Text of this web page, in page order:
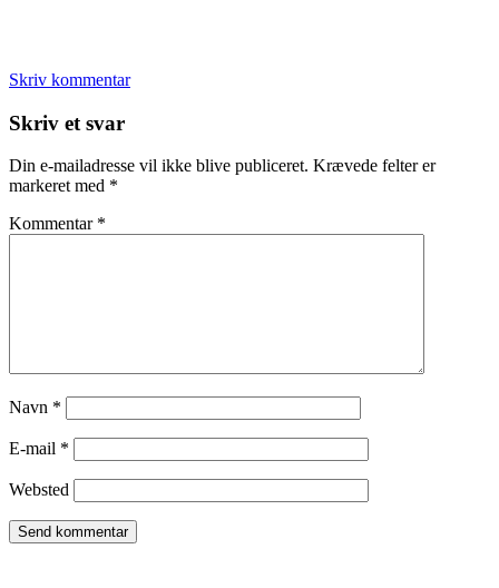
Skriv kommentar
Læserinteraktioner
Skriv et svar
Din e-mailadresse vil ikke blive publiceret. Krævede felter er
markeret med *
Kommentar *
Navn *
E-mail *
Websted